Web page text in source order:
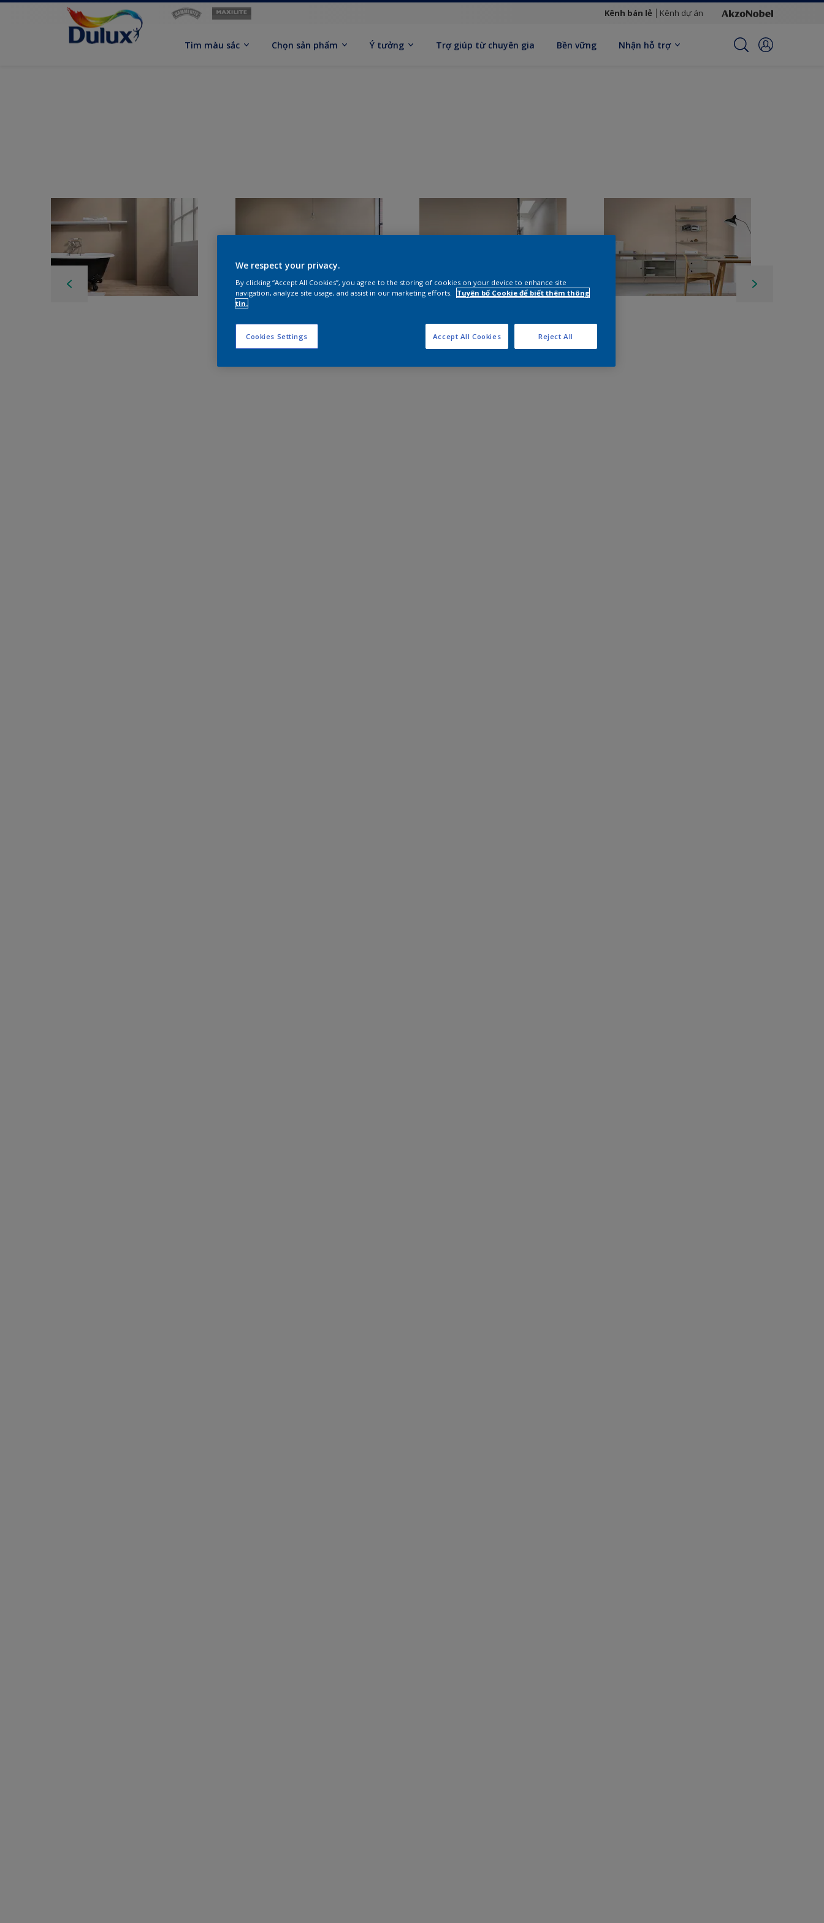
Kênh bán lẻ Kênh dự án
Tìm màu sắc Chọn sản phẩm Ý tưởng Trợ giúp từ chuyên gia Bền vững Nhận hỗ trợ
We respect your privacy.
By clicking “Accept All Cookies”, you agree to the storing of cookies on your device to enhance site
navigation, analyze site usage, and assist in our marketing efforts.
Tuyên bố Cookie để biết thêm thông
tin.
Cookies Settings Reject All
Accept All Cookies